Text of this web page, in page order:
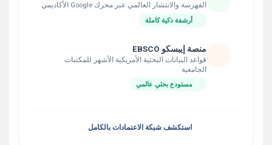
الفهرسة والانتشار العالمي عبر محرك Google الأكاديمي
أرشفة ذكية كاملة
منصة إيبسكو EBSCO
قواعد البيانات البحثية الأمريكية الأشهر للمكتبات
الجامعية
مستودع بحثي عالمي
استكشف شبكة الاعتمادات بالكامل